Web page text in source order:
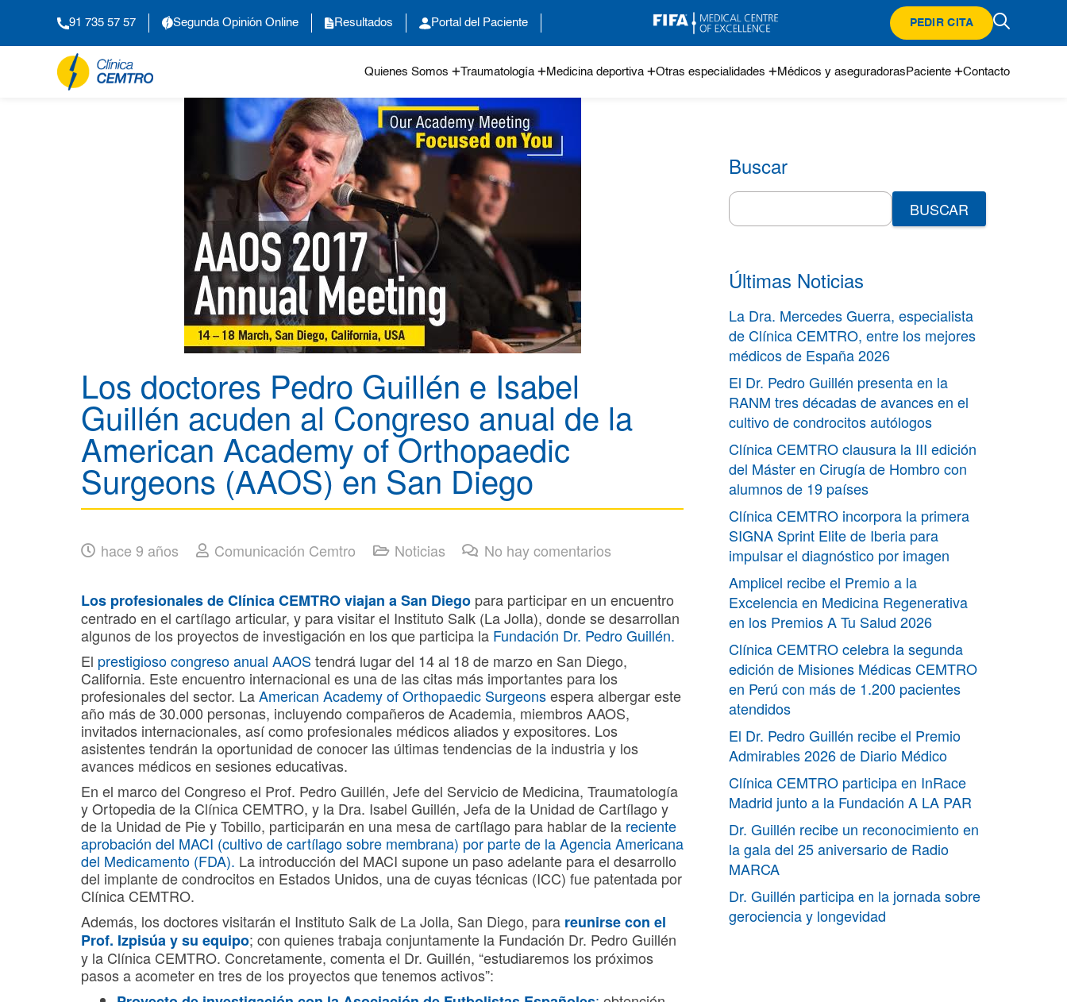
91 735 57 57 Segunda Opinión Online Resultados Portal del Paciente PEDIR CITA
Quienes Somos Traumatología Medicina deportiva Otras especialidades Médicos y aseguradoras Paciente Contacto
Los doctores Pedro Guillén e Isabel
Guillén acuden al Congreso anual de la
American Academy of Orthopaedic
Surgeons (AAOS) en San Diego
hace 9 años Comunicación Cemtro Noticias No hay comentarios
Los profesionales de Clínica CEMTRO viajan a San Diego para participar en un encuentro
centrado en el cartílago articular, y para visitar el Instituto Salk (La Jolla), donde se desarrollan
algunos de los proyectos de investigación en los que participa la Fundación Dr. Pedro Guillén.
El prestigioso congreso anual AAOS tendrá lugar del 14 al 18 de marzo en San Diego,
California. Este encuentro internacional es una de las citas más importantes para los
profesionales del sector. LaAmerican Academy of Orthopaedic Surgeonsespera albergar este
año más de 30.000 personas, incluyendo compañeros de Academia, miembros AAOS,
invitados internacionales, así como profesionales médicos aliados y expositores. Los
asistentes tendrán la oportunidad de conocer las últimas tendencias de la industria y los
avances médicos en sesiones educativas.
En el marco del Congreso el Prof. Pedro Guillén, Jefe del Servicio de Medicina, Traumatología
y Ortopedia de la Clínica CEMTRO, y la Dra. Isabel Guillén, Jefa de la Unidad de Cartílago y
de la Unidad de Pie y Tobillo, participarán en una mesa de cartílago para hablar de la reciente
aprobación del MACI (cultivo de cartílago sobre membrana) por parte de la Agencia Americana
del Medicamento (FDA). La introducción del MACI supone un paso adelante para el desarrollo
del implante de condrocitos en Estados Unidos, una de cuyas técnicas (ICC) fue patentada por
Clínica CEMTRO.
Además, los doctores visitarán el Instituto Salk de La Jolla, San Diego, para reunirse con el
Prof. Izpisúa y su equipo; con quienes trabaja conjuntamente la Fundación Dr. Pedro Guillén
y la Clínica CEMTRO. Concretamente, comenta el Dr. Guillén, “estudiaremos los próximos
pasos a acometer en tres de los proyectos que tenemos activos”:
Buscar
Search
for:
Últimas Noticias
La Dra. Mercedes Guerra, especialista
de Clínica CEMTRO, entre los mejores
médicos de España 2026
El Dr. Pedro Guillén presenta en la
RANM tres décadas de avances en el
cultivo de condrocitos autólogos
Clínica CEMTRO clausura la III edición
del Máster en Cirugía de Hombro con
alumnos de 19 países
Clínica CEMTRO incorpora la primera
SIGNA Sprint Elite de Iberia para
impulsar el diagnóstico por imagen
Amplicel recibe el Premio a la
Excelencia en Medicina Regenerativa
en los Premios A Tu Salud 2026
Clínica CEMTRO celebra la segunda
edición de Misiones Médicas CEMTRO
en Perú con más de 1.200 pacientes
atendidos
El Dr. Pedro Guillén recibe el Premio
Admirables 2026 de Diario Médico
Clínica CEMTRO participa en InRace
Madrid junto a la Fundación A LA PAR
Dr. Guillén recibe un reconocimiento en
la gala del 25 aniversario de Radio
MARCA
Dr. Guillén participa en la jornada sobre
gerociencia y longevidad